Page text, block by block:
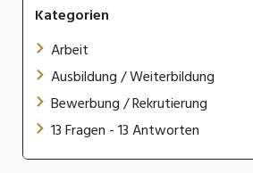
Kategorien
Arbeit
Ausbildung / Weiterbildung
Bewerbung / Rekrutierung
13 Fragen - 13 Antworten